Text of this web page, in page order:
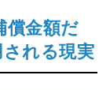
償金額だ
れる現実